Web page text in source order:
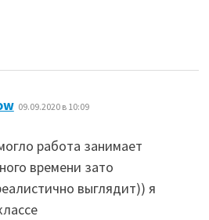
: 09.09.2020 в 10:09
работа занимает
времени зато
выглядит)) я